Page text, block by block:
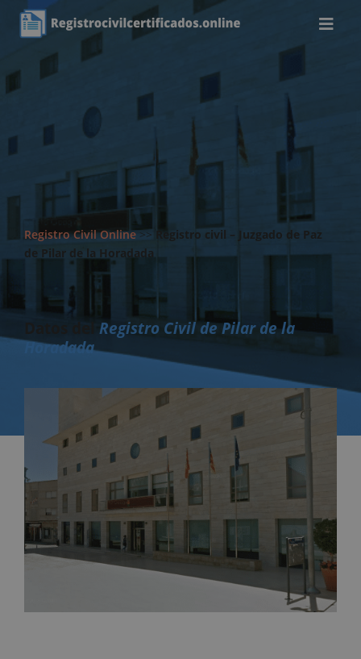
Registro Civil Online>> Registro civil – Juzgado de Paz
de Pilar de la Horadada
Datos del Registro Civil de Pilar de la
Horadada